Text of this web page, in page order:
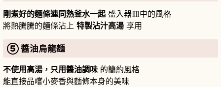
剛煮好的麵條連同熱釜水一起 盛入器皿中的風格
將熱騰騰的麵條沾上 特製沾汁高湯 享用
⑤ 醬油烏龍麵
不使用高湯，只用醬油調味 的簡約風格
能直接品嚐小麥香與麵條本身的美味